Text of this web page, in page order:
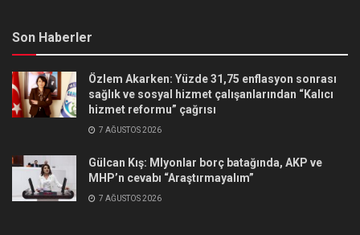
Son Haberler
Özlem Akarken: Yüzde 31,75 enflasyon sonrası
sağlık ve sosyal hizmet çalışanlarından “Kalıcı
hizmet reformu” çağrısı
7 AĞUSTOS 2026
Gülcan Kış: Mlyonlar borç batağında, AKP ve
MHP’n cevabı “Araştırmayalım”
7 AĞUSTOS 2026